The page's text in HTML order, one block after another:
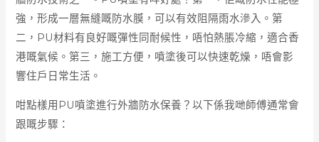
強，形成一層無縫嘅防水膜，可以有效阻隔雨水滲入。第
二，PU材料有良好嘅彈性同耐候性，唔怕熱脹冷縮，適合香
港嘅氣候。第三，施工方便，噴塗後可以快速乾燥，唔會影
響住戶日常生活。
咁點樣用PU噴塗進行外牆防水保養？以下係我哋師傅通常會
跟嘅步驟：